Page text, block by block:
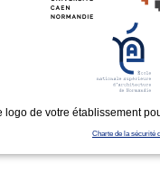
logo de votre établissement
Charte de la sécurité